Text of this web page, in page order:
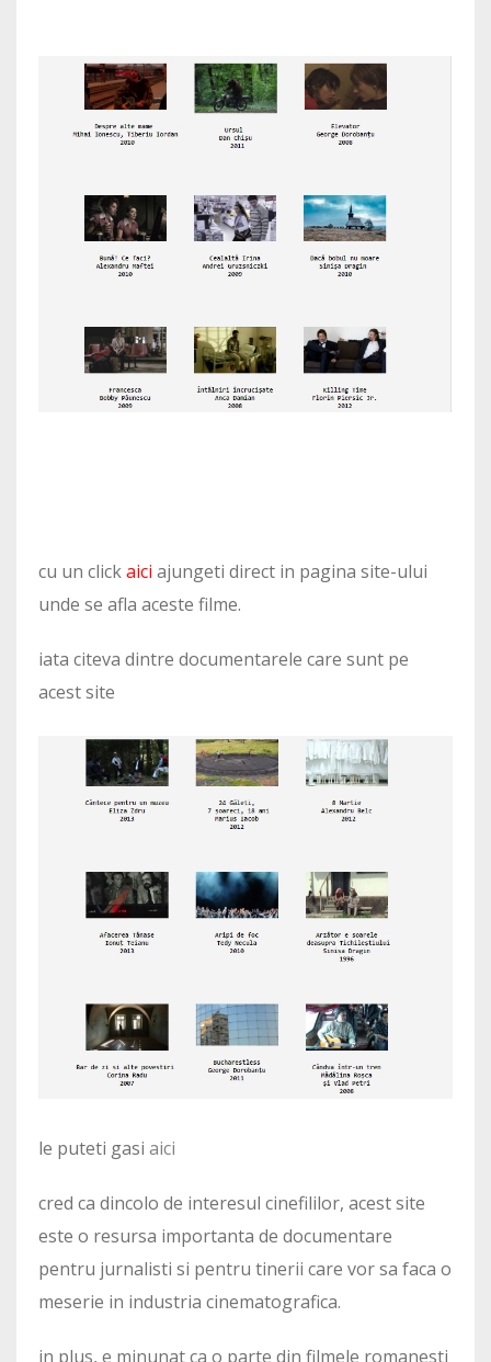
cu un clickaici ajungeti direct in pagina site-ului
unde se afla aceste filme.
iata citeva dintre documentarele care sunt pe
acest site
le puteti gasi aici
cred ca dincolo de interesul cinefililor, acest site
este o resursa importanta de documentare
pentru jurnalisti si pentru tinerii care vor sa faca o
meserie in industria cinematografica.
in plus, e minunat ca o parte din filmele romanesti